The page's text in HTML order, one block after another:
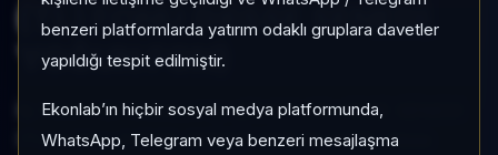
benzeri platformlarda yatırım odaklı gruplara davetler
yapıldığı tespit edilmiştir.
Ekonlab’ın hiçbir sosyal medya platformunda,
WhatsApp, Telegram veya benzeri mesajlaşma
(TL) FONU (HİSSE SENEDİ
YOĞUN FON)
İŞ PORTFÖY İHRACATÇI ŞİRKETLER HİSSE SENEDİ
(TL) FONU (HİSSE SENEDİ YOĞUN FON), Hisse